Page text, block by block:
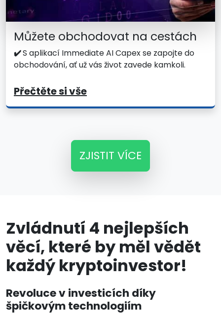
Můžete obchodovat na cestách
✔️S aplikací Immediate AI Capex se zapojte do
obchodování, ať už vás život zavede kamkoli.
Přečtěte si vše
ZJISTIT VÍCE
Zvládnutí 4 nejlepších
věcí, které by měl vědět
každý kryptoinvestor!
Revoluce v investicích díky
špičkovým technologiím